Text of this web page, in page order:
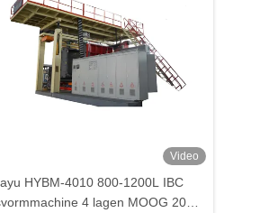
Video
HYBM-4010 800-1200L IBC
4 lagen MOOG 200-